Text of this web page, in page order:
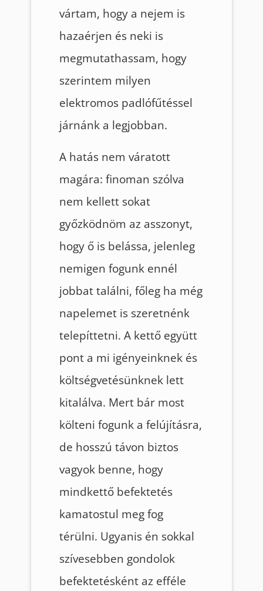
vártam, hogy a nejem is
hazaérjen és neki is
megmutathassam, hogy
szerintem milyen
elektromos padlófűtéssel
járnánk a legjobban.
A hatás nem váratott
magára: finoman szólva
nem kellett sokat
győzködnöm az asszonyt,
hogy ő is belássa, jelenleg
nemigen fogunk ennél
jobbat találni, főleg ha még
napelemet is szeretnénk
telepíttetni. A kettő együtt
pont a mi igényeinknek és
költségvetésünknek lett
kitalálva. Mert bár most
költeni fogunk a felújításra,
de hosszú távon biztos
vagyok benne, hogy
mindkettő befektetés
kamatostul meg fog
térülni. Ugyanis én sokkal
szívesebben gondolok
befektetésként az efféle